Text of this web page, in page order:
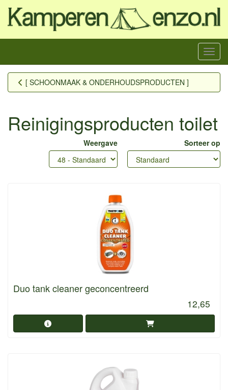
Menu
[ SCHOONMAAK & ONDERHOUDSPRODUCTEN ]
Reinigingsproducten toilet
Weergave Sorteer op
Duo tank cleaner geconcentreerd
12,65